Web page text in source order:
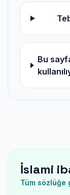
Bu
İslami
Tüm sözlüğe